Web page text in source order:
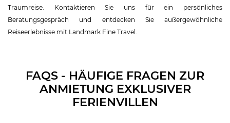
Traumreise. Kontaktieren Sie uns für ein persönliches
Beratungsgespräch und entdecken Sie außergewöhnliche
Reiseerlebnisse mit Landmark Fine Travel.
FAQS - HÄUFIGE FRAGEN ZUR
ANMIETUNG EXKLUSIVER
FERIENVILLEN